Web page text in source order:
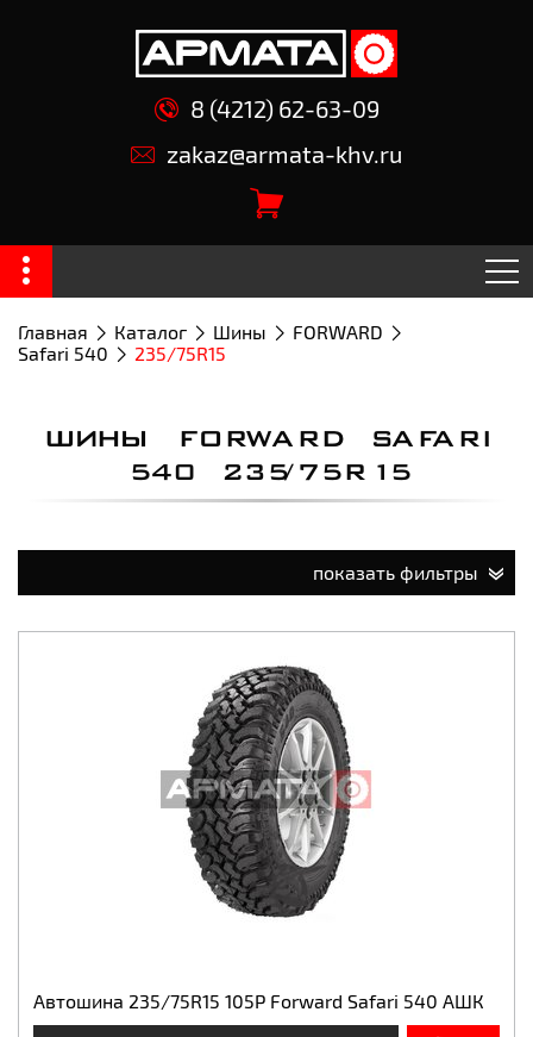
8 (4212) 62-63-09
zakaz@armata-khv.ru
Главная Каталог Шины
FORWARD
Safari 540
235/75R15
ШИНЫ FORWARD SAFARI
540 235/75R15
показать фильтры
Автошина 235/75R15 105P Forward Safari 540 АШК